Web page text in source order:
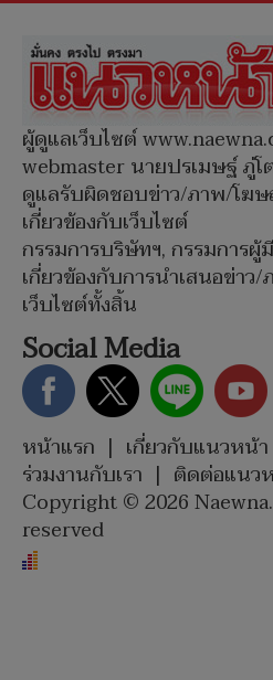
ผู้ดูแลเว็บไซต์
webmaster นายปรเมษฐ์ ภู่โ
ดูแลรับผิดชอบข่าว/ภาพ/โฆ
เกี่ยวข้องกับเว็บไซต์
กรรมการบริษัทฯ, กรรมการผู้
เกี่ยวข้องกับการนำเสนอข่าว
เว็บไซต์ทั้งสิ้น
Social Media
หน้าแรก | เกี่ยวกับแนวหน้า
ร่วมงานกับเรา | ติดต่อแนว
Copyright © 2026
reserved